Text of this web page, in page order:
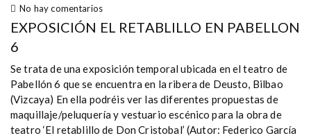
No hay comentarios
EXPOSICIÓN EL RETABLILLO EN PABELLON
6
Se trata de una exposición temporal ubicada en el teatro de
Pabellón 6 que se encuentra en la ribera de Deusto, Bilbao
(Vizcaya) En ella podréis ver las diferentes propuestas de
maquillaje/peluquería y vestuario escénico para la obra de
teatro ‘El retablillo de Don Cristobal’ (Autor: Federico García